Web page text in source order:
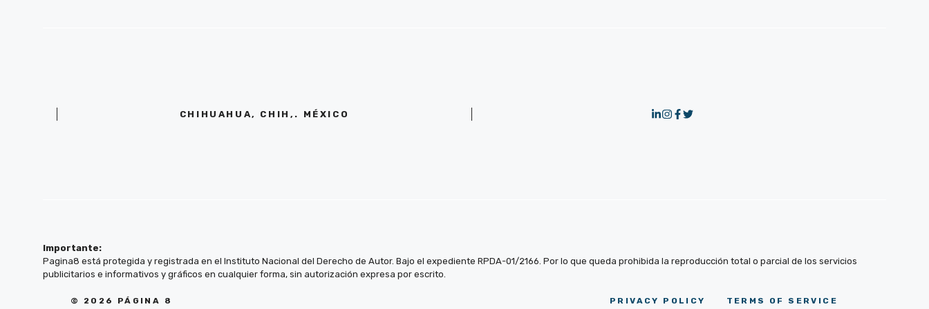
CHIHUAHUA, CHIH,. MÉXICO
Importante:
Pagina8 está protegida y registrada en el Instituto Nacional del Derecho de Autor. Bajo el expediente RPDA-01/2166. Por lo que queda prohibida la reproducción total o parcial de los servicios
publicitarios e informativos y gráficos en cualquier forma, sin autorización expresa por escrito.
© 2026 PÁGINA 8 PRIVACY POLICY TERMS OF SERVICE